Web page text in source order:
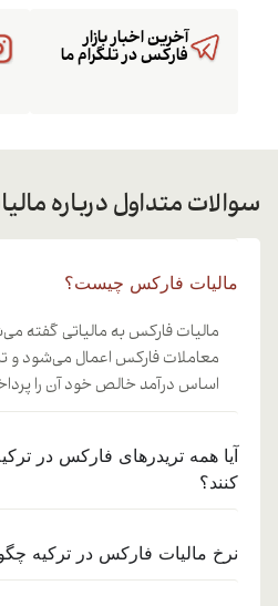
آخرین اخبار بازار
فارکس در تلگرام ما
متداول درباره
مالیات فارکس چیست؟
مالیات فارکس به مالیاتی گفته
معاملات فارکس اعمال می‌شود و
اساس درآمد خالص خود آن را پرداخت
آیا همه تریدرهای فارکس در ترکیه
کنند؟
نرخ مالیات فارکس در ترکیه